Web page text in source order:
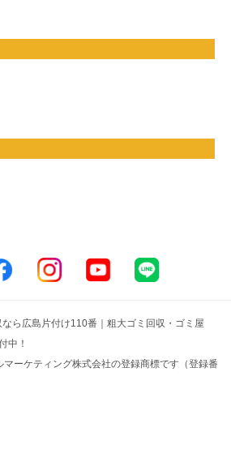
ら広島片付け110番｜粗大ゴミ回収・ゴミ屋
中！
マーケティング株式会社の登録商標です（登録番